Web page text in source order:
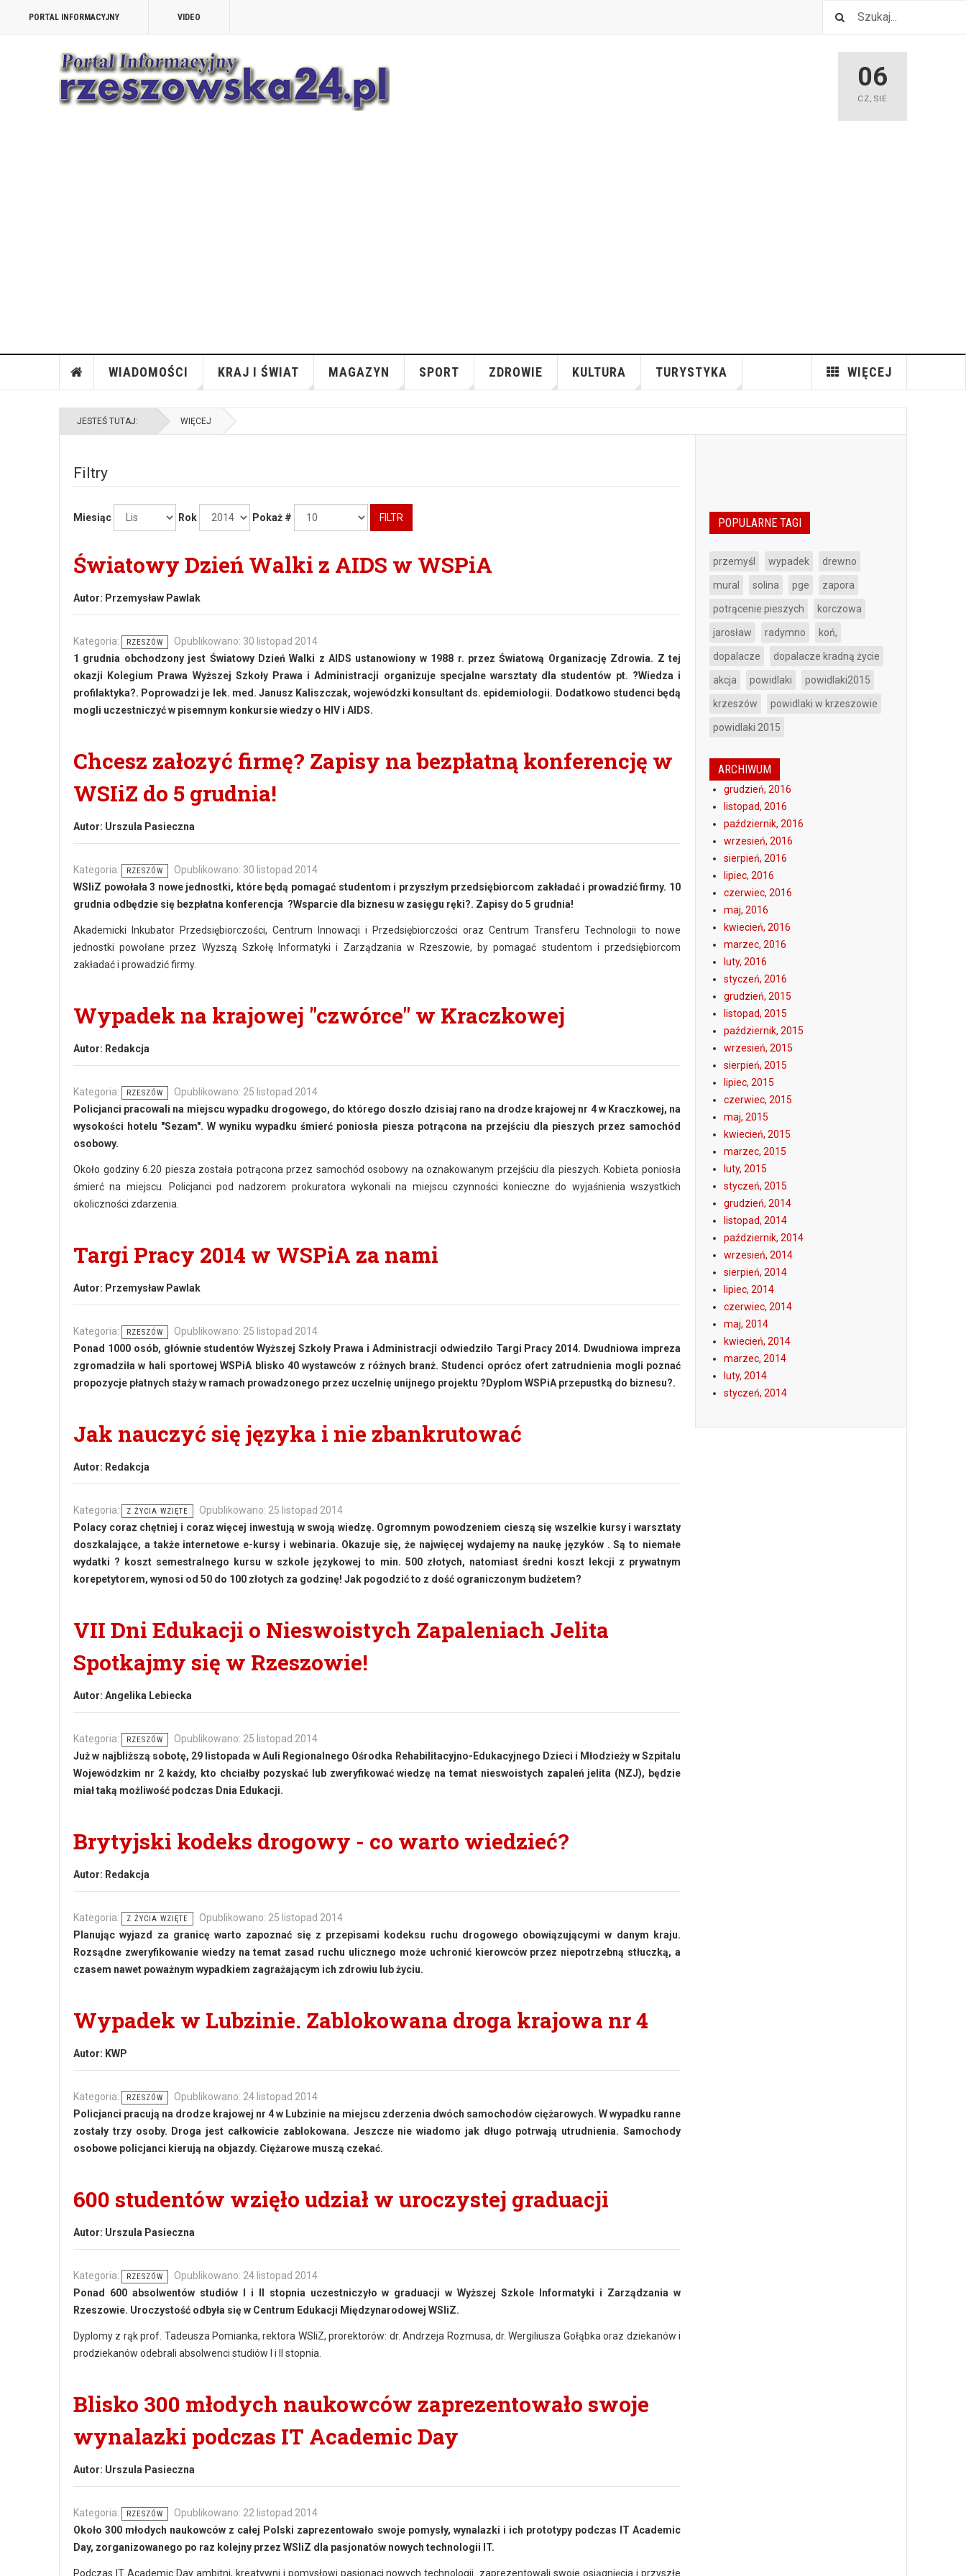
PORTAL INFORMACYJNY VIDEO
06
CZ,SIE
WIADOMOŚCI KRAJ I ŚWIAT MAGAZYN SPORT ZDROWIE KULTURA TURYSTYKA WIĘCEJ
JESTEŚ TUTAJ: WIĘCEJ
Filtry
Miesiąc Rok Pokaż # FILTR
Światowy Dzień Walki z AIDS w WSPiA
Autor: Przemysław Pawlak
Kategoria: RZESZÓW
Opublikowano: 30 listopad 2014
1 grudnia obchodzony jest Światowy Dzień Walki z AIDS ustanowiony w 1988 r. przez Światową Organizację Zdrowia. Z tej
okazji Kolegium Prawa Wyższej Szkoły Prawa i Administracji organizuje specjalne warsztaty dla studentów pt. ?Wiedza i
profilaktyka?. Poprowadzi je lek. med. Janusz Kaliszczak, wojewódzki konsultant ds. epidemiologii. Dodatkowo studenci będą
mogli uczestniczyć w pisemnym konkursie wiedzy o HIV i AIDS.
Chcesz załozyć firmę? Zapisy na bezpłatną konferencję w
WSIiZ do 5 grudnia!
Autor: Urszula Pasieczna
Kategoria: RZESZÓW
Opublikowano: 30 listopad 2014
WSIiZ powołała 3 nowe jednostki, które będą pomagać studentom i przyszłym przedsiębiorcom zakładać i prowadzić firmy. 10
grudnia odbędzie się bezpłatna konferencja ?Wsparcie dla biznesu w zasięgu ręki?. Zapisy do 5 grudnia!
Akademicki Inkubator Przedsiębiorczości, Centrum Innowacji i Przedsiębiorczości oraz Centrum Transferu Technologii to nowe
jednostki powołane przez Wyższą Szkołę Informatyki i Zarządzania w Rzeszowie, by pomagać studentom i przedsiębiorcom
zakładać i prowadzić firmy.
Wypadek na krajowej "czwórce" w Kraczkowej
Autor: Redakcja
Kategoria: RZESZÓW
Opublikowano: 25 listopad 2014
Policjanci pracowali na miejscu wypadku drogowego, do którego doszło dzisiaj rano na drodze krajowej nr 4 w Kraczkowej, na
wysokości hotelu "Sezam". W wyniku wypadku śmierć poniosła piesza potrącona na przejściu dla pieszych przez samochód
osobowy.
Około godziny 6.20 piesza została potrącona przez samochód osobowy na oznakowanym przejściu dla pieszych. Kobieta poniosła
śmierć na miejscu. Policjanci pod nadzorem prokuratora wykonali na miejscu czynności konieczne do wyjaśnienia wszystkich
okoliczności zdarzenia.
Targi Pracy 2014 w WSPiA za nami
Autor: Przemysław Pawlak
Kategoria: RZESZÓW
Opublikowano: 25 listopad 2014
Ponad 1000 osób, głównie studentów Wyższej Szkoły Prawa i Administracji odwiedziło Targi Pracy 2014. Dwudniowa impreza
zgromadziła w hali sportowej WSPiA blisko 40 wystawców z różnych branż. Studenci oprócz ofert zatrudnienia mogli poznać
propozycje płatnych staży w ramach prowadzonego przez uczelnię unijnego projektu ?Dyplom WSPiA przepustką do biznesu?.
Jak nauczyć się języka i nie zbankrutować
Autor: Redakcja
Kategoria: Z ŻYCIA WZIĘTE
Opublikowano: 25 listopad 2014
Polacy coraz chętniej i coraz więcej inwestują w swoją wiedzę. Ogromnym powodzeniem cieszą się wszelkie kursy i warsztaty
doszkalające, a także internetowe e-kursy i webinaria. Okazuje się, że najwięcej wydajemy na naukę języków . Są to niemałe
wydatki ? koszt semestralnego kursu w szkole językowej to min. 500 złotych, natomiast średni koszt lekcji z prywatnym
korepetytorem, wynosi od 50 do 100 złotych za godzinę! Jak pogodzić to z dość ograniczonym budżetem?
VII Dni Edukacji o Nieswoistych Zapaleniach Jelita
Spotkajmy się w Rzeszowie!
Autor: Angelika Lebiecka
Kategoria: RZESZÓW
Opublikowano: 25 listopad 2014
Już w najbliższą sobotę, 29 listopada w Auli Regionalnego Ośrodka Rehabilitacyjno-Edukacyjnego Dzieci i Młodzieży w Szpitalu
Wojewódzkim nr 2 każdy, kto chciałby pozyskać lub zweryfikować wiedzę na temat nieswoistych zapaleń jelita (NZJ), będzie
miał taką możliwość podczas Dnia Edukacji.
Brytyjski kodeks drogowy - co warto wiedzieć?
Autor: Redakcja
Kategoria: Z ŻYCIA WZIĘTE
Opublikowano: 25 listopad 2014
Planując wyjazd za granicę warto zapoznać się z przepisami kodeksu ruchu drogowego obowiązującymi w danym kraju.
Rozsądne zweryfikowanie wiedzy na temat zasad ruchu ulicznego może uchronić kierowców przez niepotrzebną stłuczką, a
czasem nawet poważnym wypadkiem zagrażającym ich zdrowiu lub życiu.
Wypadek w Lubzinie. Zablokowana droga krajowa nr 4
Autor: KWP
Kategoria: RZESZÓW
Opublikowano: 24 listopad 2014
Policjanci pracują na drodze krajowej nr 4 w Lubzinie na miejscu zderzenia dwóch samochodów ciężarowych. W wypadku ranne
zostały trzy osoby. Droga jest całkowicie zablokowana. Jeszcze nie wiadomo jak długo potrwają utrudnienia. Samochody
osobowe policjanci kierują na objazdy. Ciężarowe muszą czekać.
600 studentów wzięło udział w uroczystej graduacji
Autor: Urszula Pasieczna
Kategoria: RZESZÓW
Opublikowano: 24 listopad 2014
Ponad 600 absolwentów studiów I i II stopnia uczestniczyło w graduacji w Wyższej Szkole Informatyki i Zarządzania w
Rzeszowie. Uroczystość odbyła się w Centrum Edukacji Międzynarodowej WSIiZ.
Dyplomy z rąk prof. Tadeusza Pomianka, rektora WSIiZ, prorektorów: dr. Andrzeja Rozmusa, dr. Wergiliusza Gołąbka oraz dziekanów i
prodziekanów odebrali absolwenci studiów I i II stopnia.
Blisko 300 młodych naukowców zaprezentowało swoje
wynalazki podczas IT Academic Day
Autor: Urszula Pasieczna
Kategoria: RZESZÓW
Opublikowano: 22 listopad 2014
Około 300 młodych naukowców z całej Polski zaprezentowało swoje pomysły, wynalazki i ich prototypy podczas IT Academic
Day, zorganizowanego po raz kolejny przez WSIiZ dla pasjonatów nowych technologii IT.
Podczas IT Academic Day ambitni, kreatywni i pomysłowi pasjonaci nowych technologii zaprezentowali swoje osiągnięcia i przyszłe
POPULARNE TAGI
przemyśl wypadek drewno
mural solina pge zapora
potrącenie pieszych korczowa
jarosław radymno koń,
dopalacze dopalacze kradną życie
akcja powidlaki powidlaki2015
krzeszów powidlaki w krzeszowie
powidlaki 2015
ARCHIWUM
grudzień, 2016
listopad, 2016
październik, 2016
wrzesień, 2016
sierpień, 2016
lipiec, 2016
czerwiec, 2016
maj, 2016
kwiecień, 2016
marzec, 2016
luty, 2016
styczeń, 2016
grudzień, 2015
listopad, 2015
październik, 2015
wrzesień, 2015
sierpień, 2015
lipiec, 2015
czerwiec, 2015
maj, 2015
kwiecień, 2015
marzec, 2015
luty, 2015
styczeń, 2015
grudzień, 2014
listopad, 2014
październik, 2014
wrzesień, 2014
sierpień, 2014
lipiec, 2014
czerwiec, 2014
maj, 2014
kwiecień, 2014
marzec, 2014
luty, 2014
styczeń, 2014